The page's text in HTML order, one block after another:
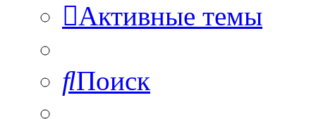
Активные темы
Поиск